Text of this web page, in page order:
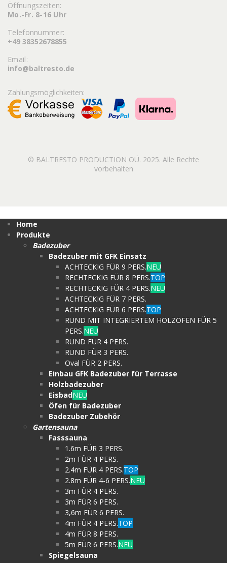
Öffnungszeiten:
Mo.-Fr. 8-16 Uhr
Telefonnummer:
+49 38352678855
Email:
info@baltresto.de
Zahlungsmöglichkeiten:
© BALTRESTO PRODUCTION OÜ. 2025. Alle Rechte
vorbehalten
Home
Produkte
Badezuber
Badezuber mit GFK Einsatz
ACHTECKIG FÜR 9 PERS.NEU
RECHTECKIG FÜR 8 PERS.TOP
RECHTECKIG FÜR 4 PERS.NEU
ACHTECKIG FÜR 7 PERS.
ACHTECKIG FÜR 6 PERS.TOP
RUND MIT INTEGRIERTEM HOLZOFEN FÜR 5
PERS.NEU
RUND FÜR 4 PERS.
RUND FÜR 3 PERS.
Oval FÜR 2 PERS.
Einbau GFK Badezuber für Terrasse
Holzbadezuber
EisbadNEU
Öfen für Badezuber
Badezuber Zubehör
Gartensauna
Fasssauna
1.6m FÜR 3 PERS.
2m FÜR 4 PERS.
2.4m FÜR 4 PERS.TOP
2.8m FÜR 4-6 PERS.NEU
3m FÜR 4 PERS.
3m FÜR 6 PERS.
3,6m FÜR 6 PERS.
4m FÜR 4 PERS.TOP
4m FÜR 8 PERS.
5m FÜR 6 PERS.NEU
Spiegelsauna